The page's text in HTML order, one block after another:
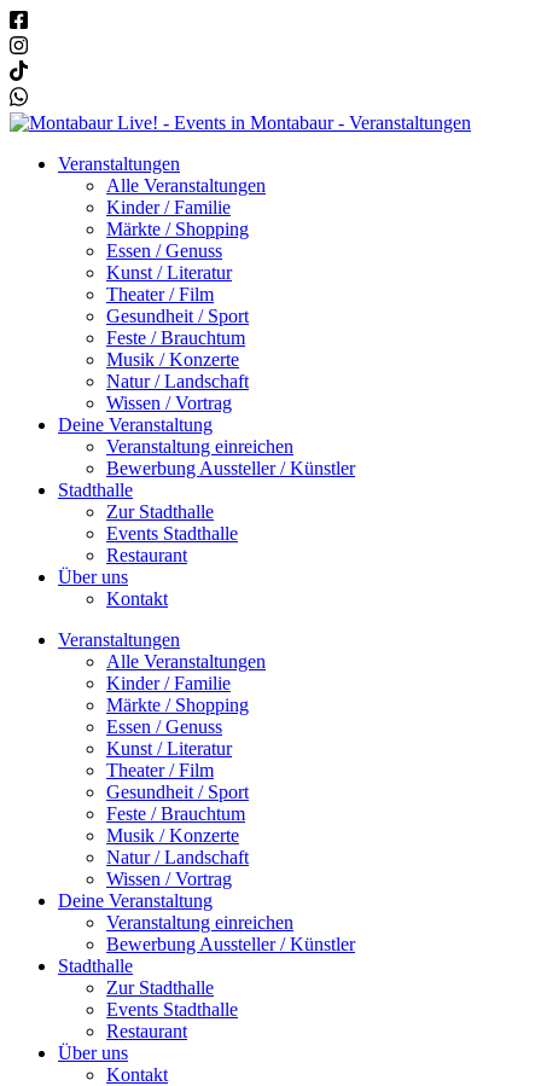
Veranstaltungen
Alle Veranstaltungen
Kinder / Familie
Märkte / Shopping
Essen / Genuss
Kunst / Literatur
Theater / Film
Gesundheit / Sport
Feste / Brauchtum
Musik / Konzerte
Natur / Landschaft
Wissen / Vortrag
Deine Veranstaltung
Veranstaltung einreichen
Bewerbung Aussteller / Künstler
Stadthalle
Zur Stadthalle
Events Stadthalle
Restaurant
Über uns
Kontakt
Veranstaltungen
Alle Veranstaltungen
Kinder / Familie
Märkte / Shopping
Essen / Genuss
Kunst / Literatur
Theater / Film
Gesundheit / Sport
Feste / Brauchtum
Musik / Konzerte
Natur / Landschaft
Wissen / Vortrag
Deine Veranstaltung
Veranstaltung einreichen
Bewerbung Aussteller / Künstler
Stadthalle
Zur Stadthalle
Events Stadthalle
Restaurant
Über uns
Kontakt